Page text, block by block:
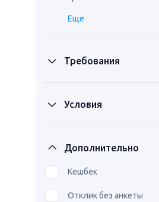
Еще
Требования
Условия
Дополнительно
Кешбек
Отклик без анкеты